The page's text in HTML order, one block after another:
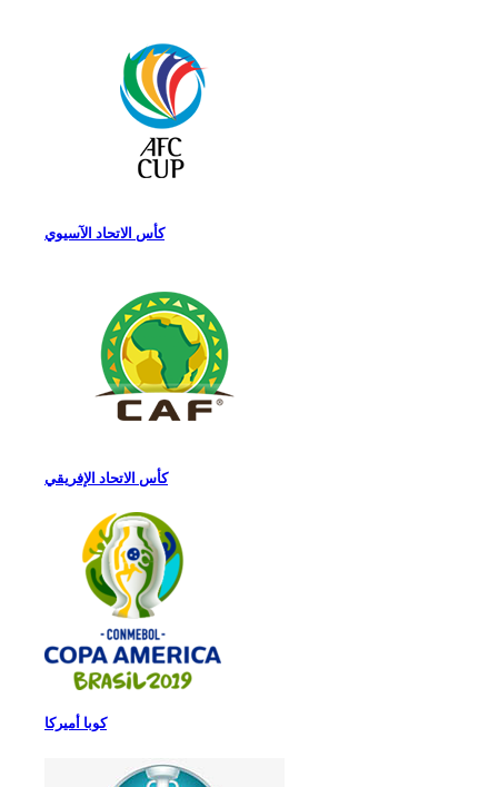
كأس الاتحاد الآسيوي
كأس الاتحاد الإفريقي
كوبا أميركا